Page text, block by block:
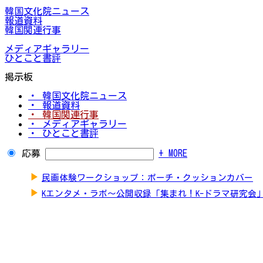
韓国文化院ニュース
報道資料
韓国関連行事
メディアギャラリー
ひとこと書評
掲示板
・ 韓国文化院ニュース
・ 報道資料
・ 韓国関連行事
・ メディアギャラリー
・ ひとこと書評
応募 + MORE
▶ 民画体験ワークショップ：ポーチ・クッションカバー
▶ Kエンタメ・ラボ～公開収録「集まれ！K-ドラマ研究会